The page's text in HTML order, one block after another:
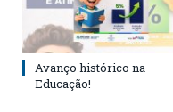
Avanço histórico na
Educação!